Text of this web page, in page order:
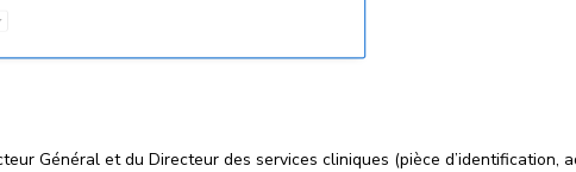
Général et du Directeur des services cliniques (pièce d’identification,